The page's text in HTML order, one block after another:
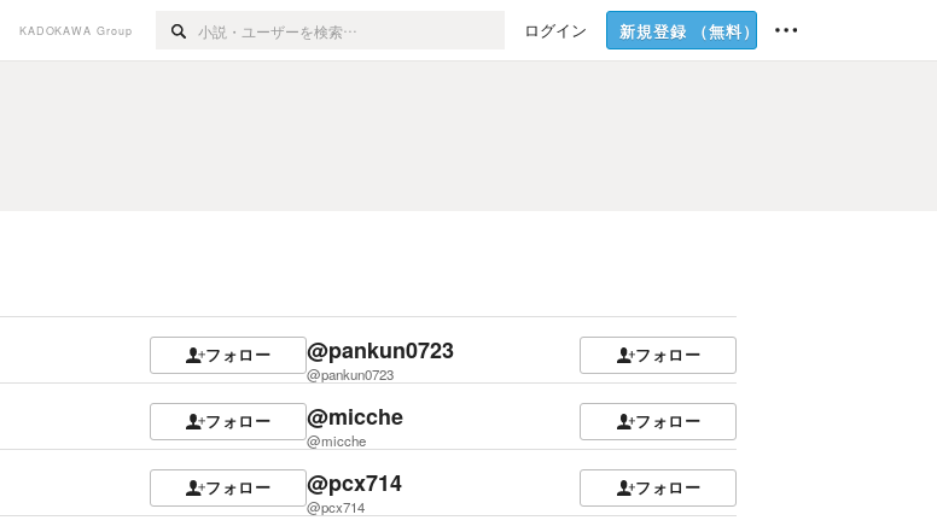
KADOKAWA Group ログイン 新規登録 （無料）
フォロー @pankun0723
@pankun0723
フォロー
フォロー @micche
@micche
フォロー
フォロー @pcx714
@pcx714
フォロー